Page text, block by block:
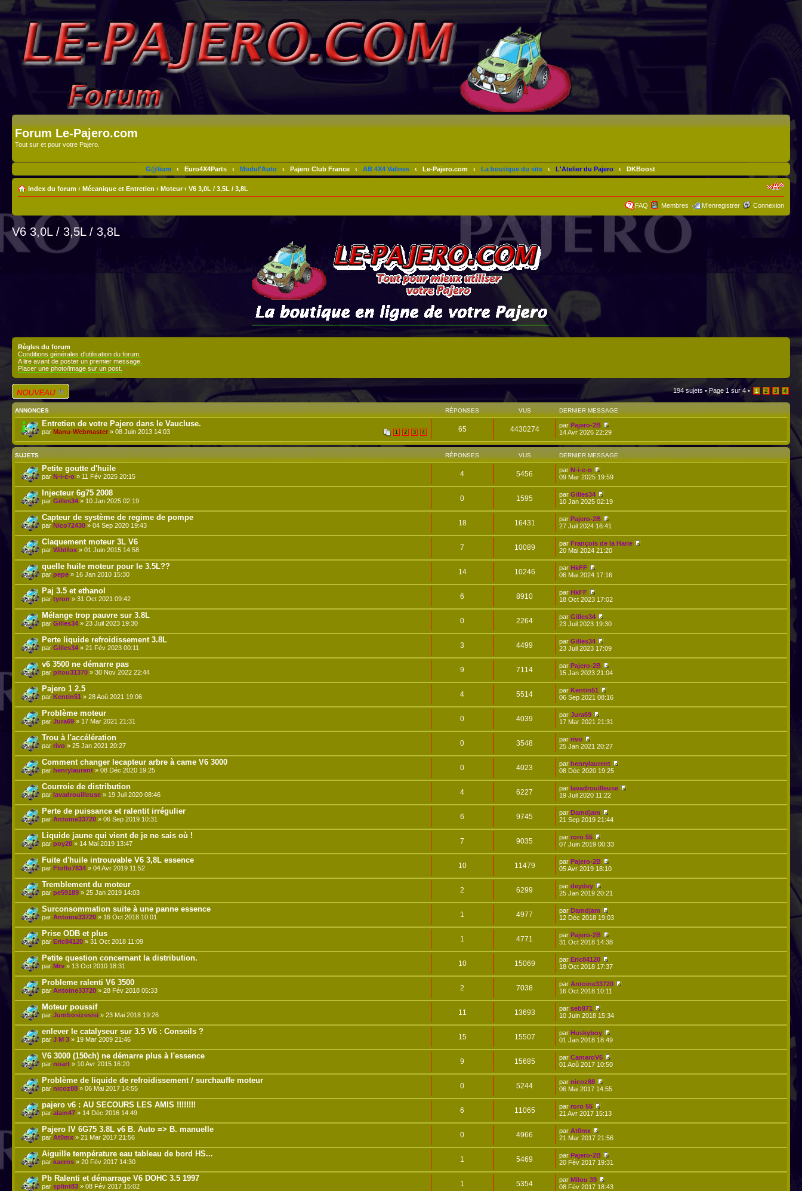
Forum Le-Pajero.com
Tout sur et pour votre Pajero.
G@lium ‹ Euro4X4Parts ‹ Modul'Auto ‹ Pajero Club France ‹ AB 4X4 Valines ‹ Le-Pajero.com ‹ La boutique du site ‹ L'Atelier du Pajero ‹ DKBoost
Index du forum ‹ Mécanique et Entretien ‹ Moteur ‹ V6 3,0L / 3,5L / 3,8L
FAQ Membres M’enregistrer Connexion
V6 3,0L / 3,5L / 3,8L
Règles du forum
Conditions générales d'utilisation du forum.
A lire avant de poster un premier message.
Placer une photo/image sur un post.
Écrire un nouveau
sujet
194 sujets • Page 1 sur 4• 1 2 3 4
ANNONCES RÉPONSES VUS DERNIER MESSAGE
Entretien de votre Pajero dans le Vaucluse.
1 2 3 4
par Manu-Webmaster » 08 Juin 2013 14:03 65 4430274 parPajero-2B
14 Avr 2026 22:29
SUJETS RÉPONSES VUS DERNIER MESSAGE
Petite goutte d'huile
par N-i-c-o » 11 Fév 2025 20:15 4 5456 parN-i-c-o
09 Mar 2025 19:59
Injecteur 6g75 2008
par Gilles34 » 10 Jan 2025 02:19 0 1595 parGilles34
10 Jan 2025 02:19
Capteur de système de regime de pompe
par Nico72430 » 04 Sep 2020 19:43 18 16431 parPajero-2B
27 Juil 2024 16:41
Claquement moteur 3L V6
par Wildfox » 01 Juin 2015 14:58 7 10089 parFrançois de la Harie
20 Mai 2024 21:20
quelle huile moteur pour le 3.5L??
par pepe » 16 Jan 2010 15:30 14 10246 parHkFF
06 Mai 2024 17:16
Paj 3.5 et ethanol
par tyron » 31 Oct 2021 09:42 6 8910 parHkFF
18 Oct 2023 17:02
Mélange trop pauvre sur 3.8L
par Gilles34 » 23 Juil 2023 19:30 0 2264 parGilles34
23 Juil 2023 19:30
Perte liquide refroidissement 3.8L
par Gilles34 » 21 Fév 2023 00:11 3 4499 parGilles34
23 Juil 2023 17:09
v6 3500 ne démarre pas
par pitou31370 » 30 Nov 2022 22:44 9 7114 parPajero-2B
15 Jan 2023 21:04
Pajero 1 2.5
par Kentin51 » 28 Aoû 2021 19:06 4 5514 parKentin51
06 Sep 2021 08:16
Problème moteur
par Jura69 » 17 Mar 2021 21:31 0 4039 parJura69
17 Mar 2021 21:31
Trou à l'accélération
par rivo » 25 Jan 2021 20:27 0 3548 parrivo
25 Jan 2021 20:27
Comment changer lecapteur arbre à came V6 3000
par henrylaurent » 08 Déc 2020 19:25 0 4023 parhenrylaurent
08 Déc 2020 19:25
Courroie de distribution
par lavadrouilleuse » 19 Juil 2020 08:46 4 6227 parlavadrouilleuse
19 Juil 2020 11:22
Perte de puissance et ralentit irrégulier
par Antoine33720 » 06 Sep 2019 10:31 6 9745 parDamdjam
21 Sep 2019 21:44
Liquide jaune qui vient de je ne sais où !
par poy20 » 14 Mai 2019 13:47 7 9035 parroro 55
07 Juin 2019 00:33
Fuite d'huile introuvable V6 3,8L essence
par Floflo7834 » 04 Avr 2019 11:52 10 11479 parPajero-2B
05 Avr 2019 18:10
Tremblement du moteur
par pe59189 » 25 Jan 2019 14:03 2 6299 pardeydey
25 Jan 2019 20:21
Surconsommation suite à une panne essence
par Antoine33720 » 16 Oct 2018 10:01 1 4977 parDamdjam
12 Déc 2018 19:03
Prise ODB et plus
par Eric84120 » 31 Oct 2018 11:09 1 4771 parPajero-2B
31 Oct 2018 14:38
Petite question concernant la distribution.
par Mrv » 13 Oct 2010 18:31 10 15069 parEric84120
18 Oct 2018 17:37
Probleme ralenti V6 3500
par Antoine33720 » 28 Fév 2018 05:33 2 7038 parAntoine33720
16 Oct 2018 10:11
Moteur poussif
par Jumbosizesisi » 23 Mai 2018 19:26 11 13693 parseb971
10 Juin 2018 15:34
enlever le catalyseur sur 3.5 V6 : Conseils ?
par J M 3 » 19 Mar 2009 21:46 15 15507 parHuskyboy
01 Jan 2018 18:49
V6 3000 (150ch) ne démarre plus à l'essence
par noart » 10 Avr 2015 16:20 9 15685 parCamaroV6
01 Aoû 2017 10:50
Problème de liquide de refroidissement / surchauffe moteur
par nicoz88 » 06 Mai 2017 14:55 0 5244 parnicoz88
06 Mai 2017 14:55
pajero v6 : AU SECOURS LES AMIS !!!!!!!!
par alain47 » 14 Déc 2016 14:49 6 11065 parroro 55
21 Avr 2017 15:13
Pajero IV 6G75 3.8L v6 B. Auto => B. manuelle
par At0mx » 21 Mar 2017 21:56 0 4966 parAt0mx
21 Mar 2017 21:56
Aiguille température eau tableau de bord HS...
par kaeros » 20 Fév 2017 14:30 1 5469 parPajero-2B
20 Fév 2017 19:31
Pb Ralenti et démarrage V6 DOHC 3.5 1997
par splint83 » 08 Fév 2017 15:02 1 5354 parMilou 39
08 Fév 2017 18:43